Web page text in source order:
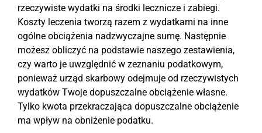
rzeczywiste wydatki na środki lecznicze i zabiegi.
Koszty leczenia tworzą razem z wydatkami na inne
ogólne obciążenia nadzwyczajne sumę. Następnie
możesz obliczyć na podstawie naszego zestawienia,
czy warto je uwzględnić w zeznaniu podatkowym,
ponieważ urząd skarbowy odejmuje od rzeczywistych
wydatków Twoje dopuszczalne obciążenie własne.
Tylko kwota przekraczająca dopuszczalne obciążenie
ma wpływ na obniżenie podatku.